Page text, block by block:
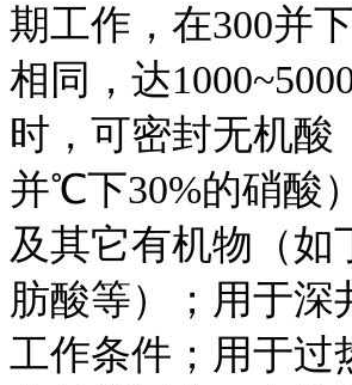
期工作，在300并
相同，达
时，可密封无机
并℃下30%的硝酸
及其它有机物（
肪酸等）；用于
工作条件；用于过